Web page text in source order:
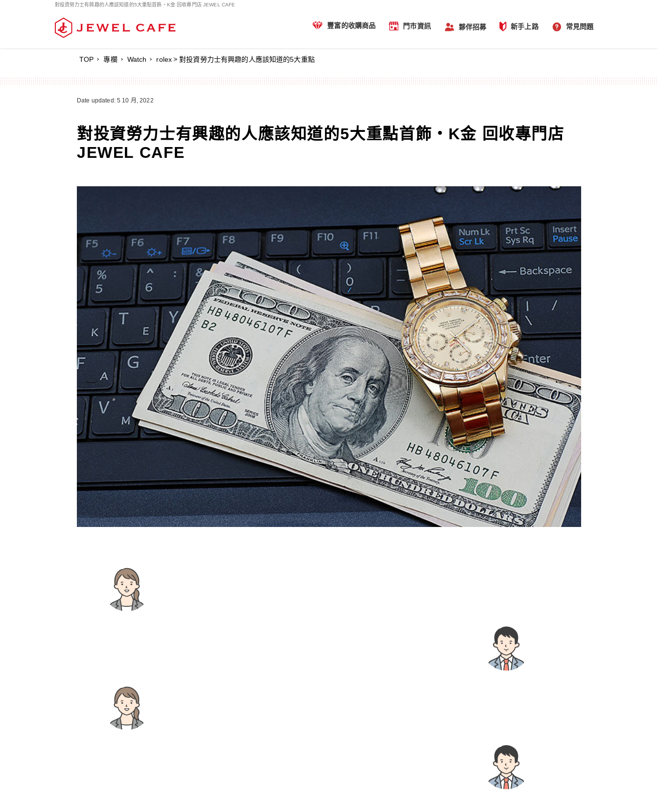
對投資勞力士有興趣的人應該知道的5大重點首飾・K金 回收專門店 JEWEL CAFE
豐富的收購商品 門市資訊 夥伴招募 新手上路 常見問題
TOP 專欄 Watch rolex 對投資勞力士有興趣的人應該知道的5大重點
Date updated: 5 10 月, 2022
對投資勞力士有興趣的人應該知道的5大重點首飾・K金 回收專門店
JEWEL CAFE